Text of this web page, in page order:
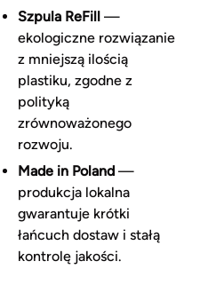
Szpula ReFill—
ekologiczne rozwiązanie
z mniejszą ilością
plastiku, zgodne z
polityką
zrównoważonego
rozwoju.
Made in Poland—
produkcja lokalna
gwarantuje krótki
łańcuch dostaw i stałą
kontrolę jakości.